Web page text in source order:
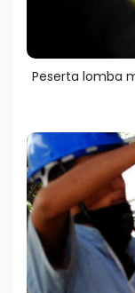
Peserta lomba